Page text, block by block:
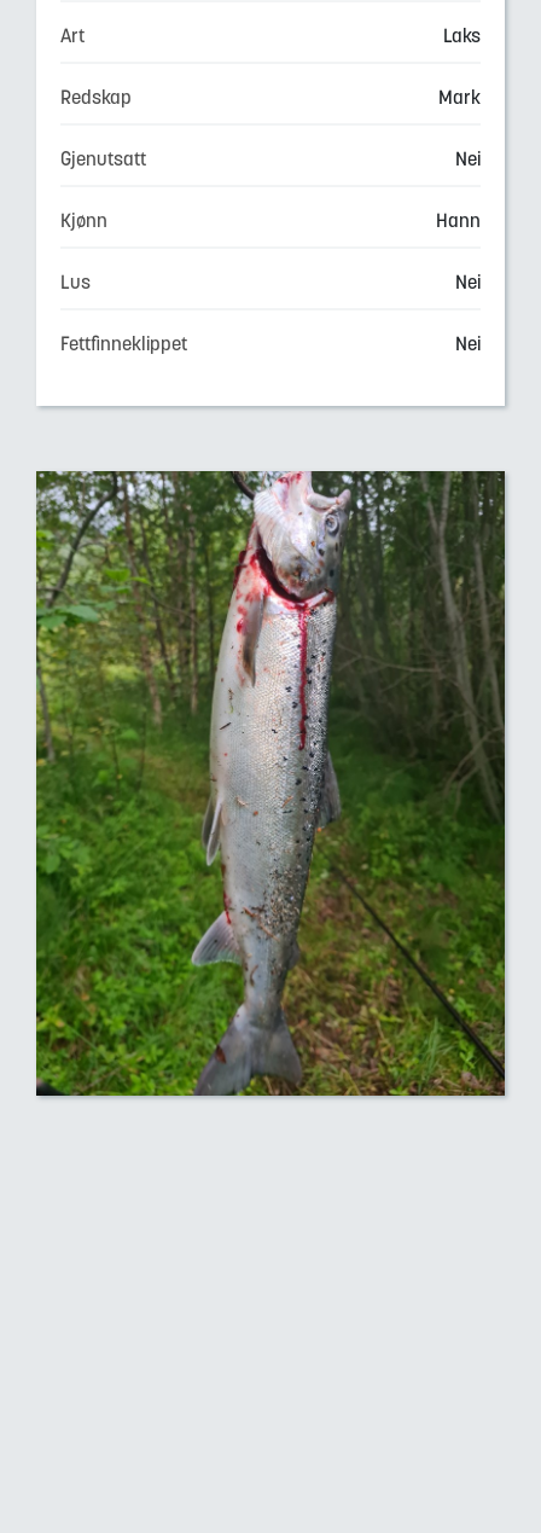
Art Laks
Redskap Mark
Gjenutsatt Nei
Kjønn Hann
Lus Nei
Fettfinneklippet Nei